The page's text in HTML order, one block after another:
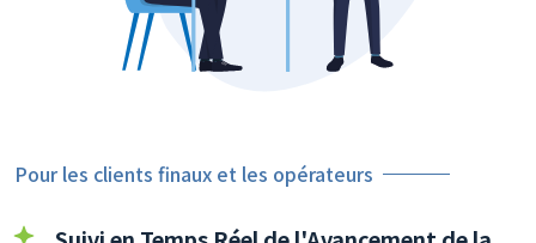
Pour les clients finaux et les opérateurs